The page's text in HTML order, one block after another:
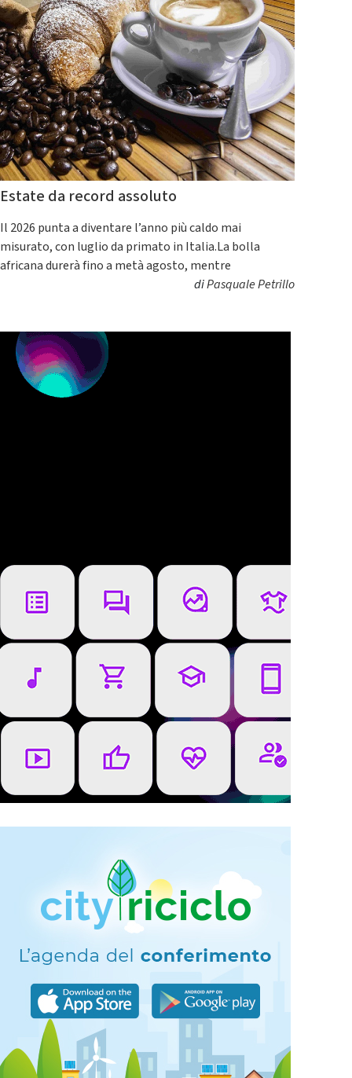
Estate da record assoluto
Il 2026 punta a diventare l’anno più caldo mai
misurato, con luglio da primato in Italia.La bolla
africana durerà fino a metà agosto, mentre
diPasquale Petrillo